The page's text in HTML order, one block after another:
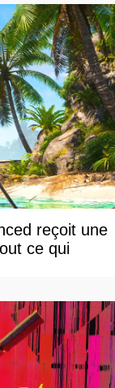
reçoit une
ce qui